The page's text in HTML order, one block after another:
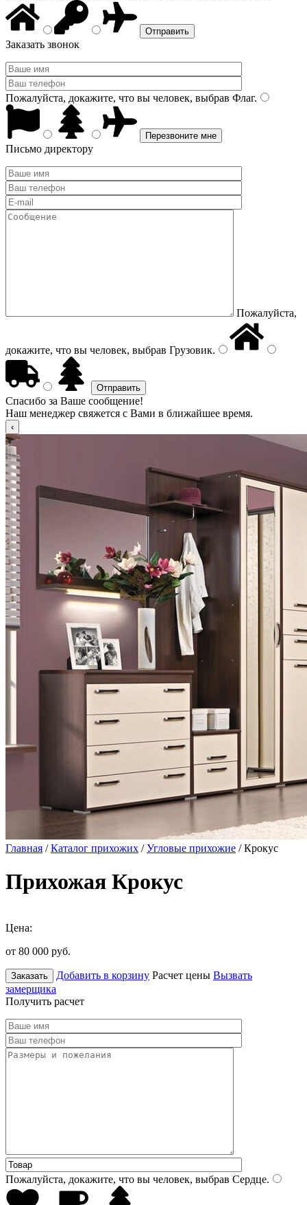
Заказать звонок
Пожалуйста, докажите, что вы человек, выбрав Флаг.
Письмо директору
Пожалуйста,
докажите, что вы человек, выбрав Грузовик.
Спасибо за Ваше сообщение!
Наш менеджер свяжется с Вами в ближайшее время.
Главная /Каталог прихожих /Угловые прихожие / Крокус
Прихожая Крокус
Цена:
от 80 000 руб.
Заказать Добавить в корзину Расчет цены Вызвать
замерщика
Получить расчет
Пожалуйста, докажите, что вы человек, выбрав Сердце.